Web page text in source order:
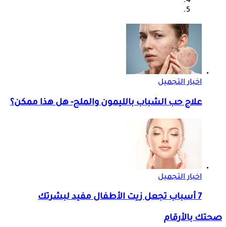
اخبار التجميل
علاج حب الشباب بالليمون والملح- هل هذا ممكن؟
اخبار التجميل
7 أسباب تجعل زيت الأطفال مفيد لبشرتك
صحتك بالأرقام